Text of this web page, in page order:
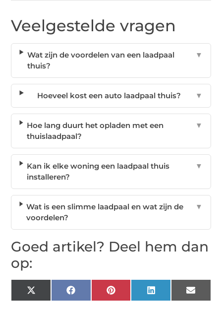
Veelgestelde vragen
Wat zijn de voordelen van een laadpaal
thuis?
▼
Hoeveel kost een auto laadpaal thuis? ▼
Hoe lang duurt het opladen met een
thuislaadpaal?
▼
Kan ik elke woning een laadpaal thuis
installeren?
▼
Wat is een slimme laadpaal en wat zijn de
voordelen?
▼
Goed artikel? Deel hem dan
op:
X
(Twitter)
Facebook Pinterest LinkedIn Email